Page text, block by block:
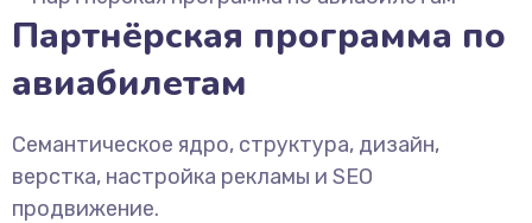
Партнёрская программа по
авиабилетам
Семантическое ядро, структура, дизайн,
верстка, настройка рекламы и SEO
продвижение.